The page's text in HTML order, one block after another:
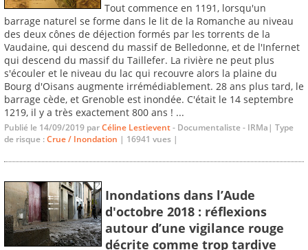
Tout commence en 1191, lorsqu'un
barrage naturel se forme dans le lit de la Romanche au niveau
des deux cônes de déjection formés par les torrents de la
Vaudaine, qui descend du massif de Belledonne, et de l'Infernet
qui descend du massif du Taillefer. La rivière ne peut plus
s'écouler et le niveau du lac qui recouvre alors la plaine du
Bourg d'Oisans augmente irrémédiablement. 28 ans plus tard, le
barrage cède, et Grenoble est inondée. C'était le 14 septembre
1219, il y a très exactement 800 ans ! ...
Publié le 14/09/2019 parCéline Lestievent- Documentaliste - IRMa| Type
de risque :Crue / Inondation | 16941 vues |
Inondations dans l’Aude
d'octobre 2018 : réflexions
autour d’une vigilance rouge
décrite comme trop tardive